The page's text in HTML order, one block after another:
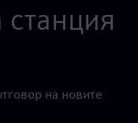
станция
на новите